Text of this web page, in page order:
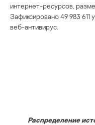
интернет-ресурсов,
Зафиксировано 49 983 611
веб-антивирус.
Распределение